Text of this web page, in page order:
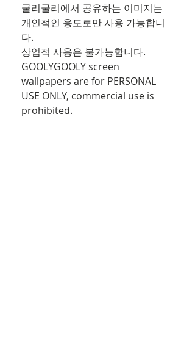
굴리굴리에서 공유하는 이미지는
개인적인 용도로만 사용 가능합니
다.
상업적 사용은 불가능합니다.
GOOLYGOOLY screen
wallpapers are for PERSONAL
USE ONLY, commercial use is
prohibited.